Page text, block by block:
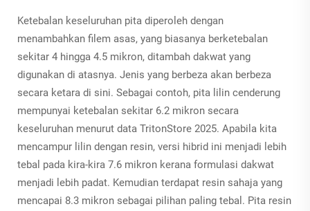
Ketebalan keseluruhan pita diperoleh dengan
menambahkan filem asas, yang biasanya berketebalan
sekitar 4 hingga 4.5 mikron, ditambah dakwat yang
digunakan di atasnya. Jenis yang berbeza akan berbeza
secara ketara di sini. Sebagai contoh, pita lilin cenderung
mempunyai ketebalan sekitar 6.2 mikron secara
keseluruhan menurut data TritonStore 2025. Apabila kita
mencampur lilin dengan resin, versi hibrid ini menjadi lebih
tebal pada kira-kira 7.6 mikron kerana formulasi dakwat
menjadi lebih padat. Kemudian terdapat resin sahaja yang
mencapai 8.3 mikron sebagai pilihan paling tebal. Pita resin